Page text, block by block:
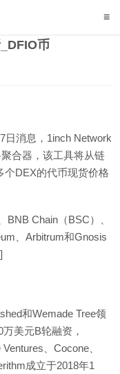
币
日消息，1inch Network
合器，该工具将从链
个DEX的代币现货价格
Chain（BSC）、
、Arbitrum和Gnosis
和Wemade Tree领
美元B轮融资，
、Cocone、
成立于2018年1